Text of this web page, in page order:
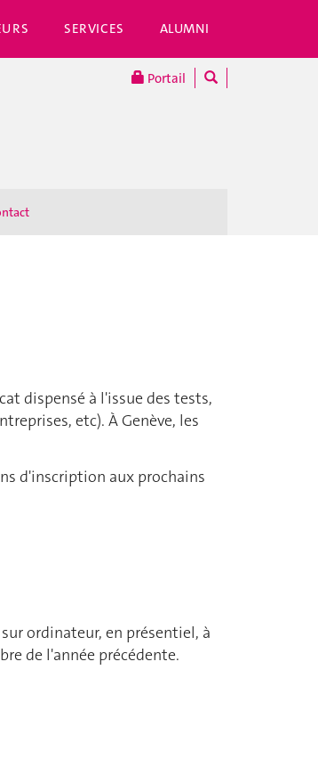
SERVICES ALUMNI
Portail
dispensé à l'issue des tests,
etc). À Genève, les
d'inscription aux prochains
ordinateur, en présentiel, à
de l'année précédente.